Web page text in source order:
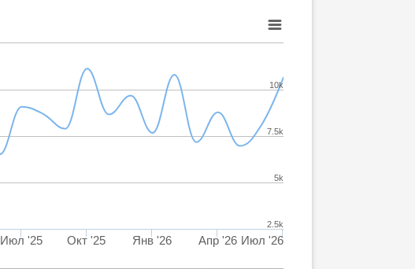
Июл '25 Окт '25 Янв '26 Апр '26 Июл '26
10k
2.5k
5k
7.5k